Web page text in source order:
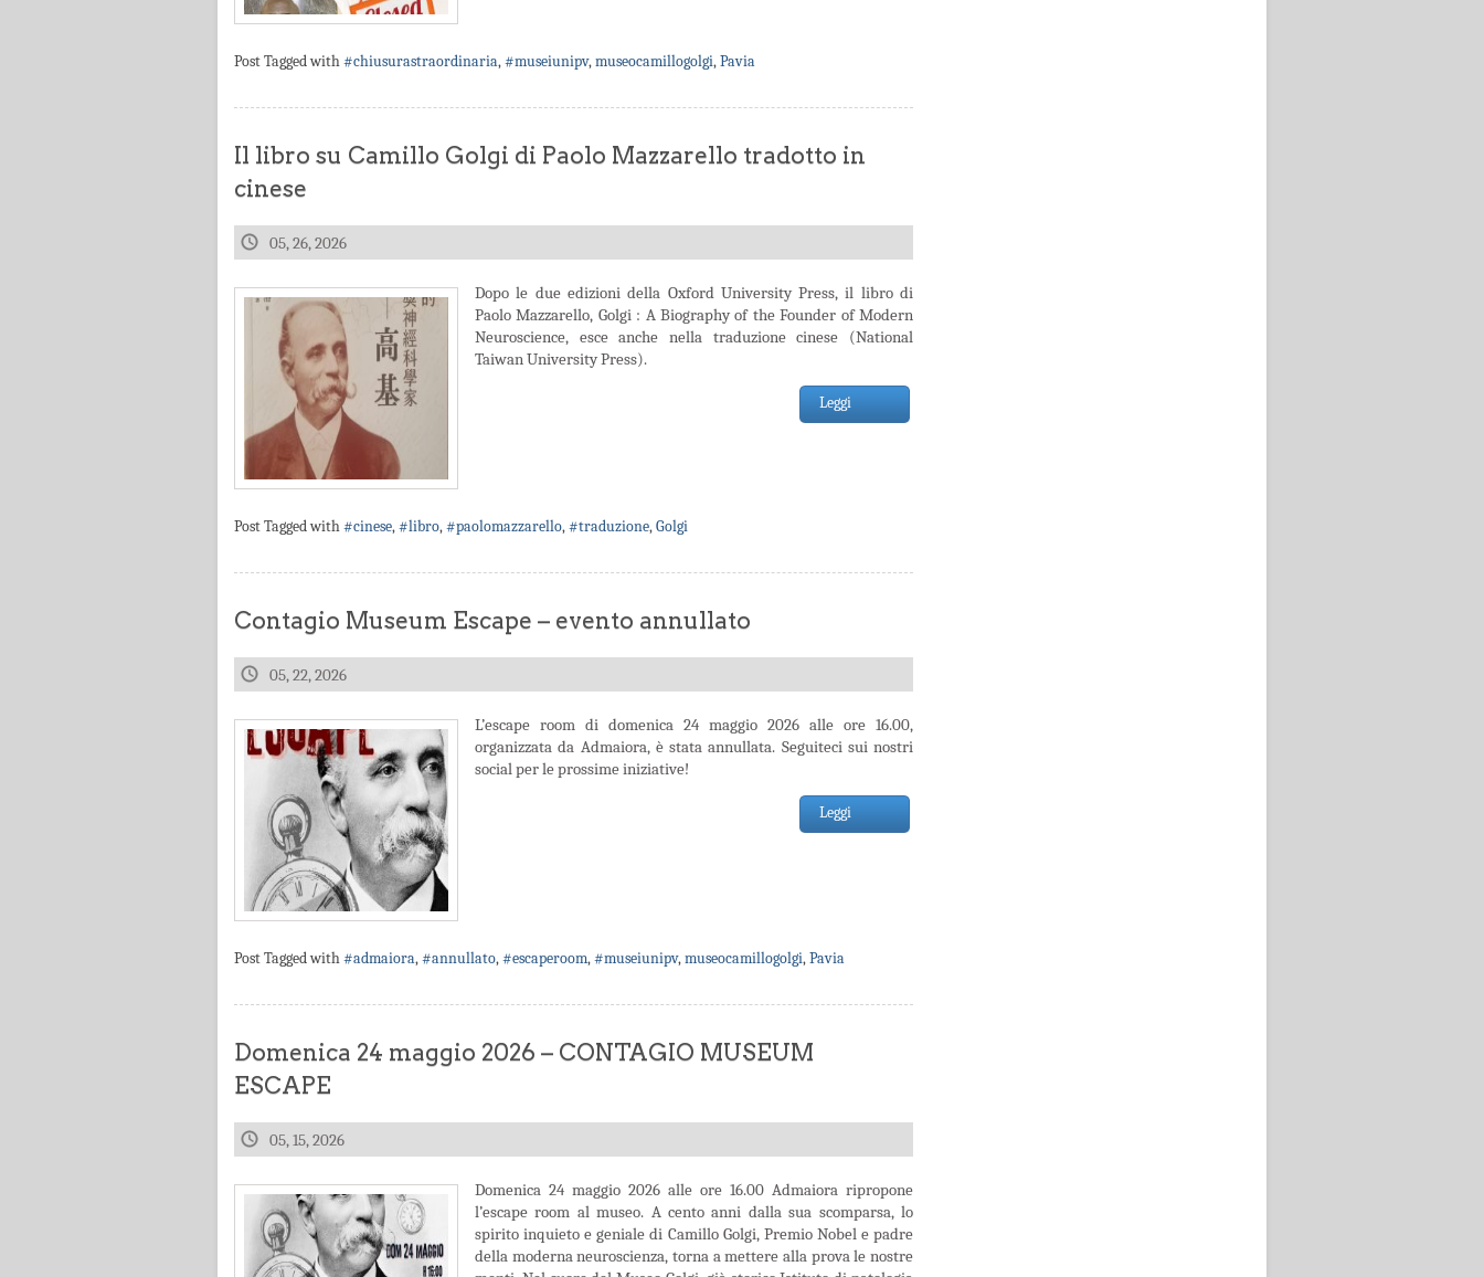
Post Tagged with#chiusurastraordinaria,#museiunipv,museocamillogolgi,Pavia
Il libro su Camillo Golgi di Paolo Mazzarello tradotto in
cinese
05, 26, 2026
Dopo le due edizioni della Oxford University Press, il libro di
Paolo Mazzarello, Golgi : A Biography of the Founder of Modern
Neuroscience, esce anche nella traduzione cinese (National
Taiwan University Press).
Leggi
Post Tagged with#cinese,#libro,#paolomazzarello,#traduzione,Golgi
Contagio Museum Escape – evento annullato
05, 22, 2026
L’escape room di domenica 24 maggio 2026 alle ore 16.00,
organizzata da Admaiora, è stata annullata. Seguiteci sui nostri
social per le prossime iniziative!
Leggi
Post Tagged with#admaiora,#annullato,#escaperoom,#museiunipv,museocamillogolgi,Pavia
Domenica 24 maggio 2026 – CONTAGIO MUSEUM
ESCAPE
05, 15, 2026
Domenica 24 maggio 2026 alle ore 16.00 Admaiora ripropone
l’escape room al museo. A cento anni dalla sua scomparsa, lo
spirito inquieto e geniale di Camillo Golgi, Premio Nobel e padre
della moderna neuroscienza, torna a mettere alla prova le nostre